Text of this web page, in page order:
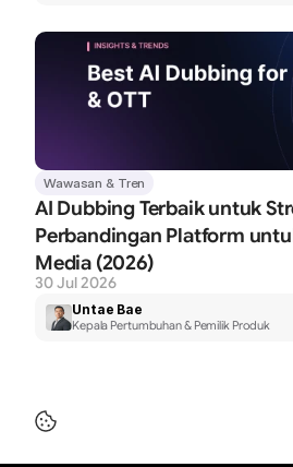
Wawasan & Tren
AI Dubbing Terbaik untuk
Perbandingan Platform
Media (2026)
30 Jul 2026
Untae Bae
Kepala Pertumbuhan & Pemilik Produk